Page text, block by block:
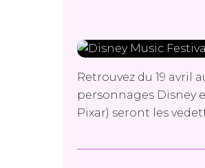
Retrouvez du 19 avril
personnages Disney
Pixar) seront les